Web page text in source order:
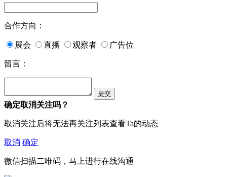
合作方向：
展会 直播 观察者 广告位
留言：
确定取消关注吗？
取消关注后将无法再关注列表查看Ta的动态
取消 确定
微信扫描二唯码，马上进行在线沟通